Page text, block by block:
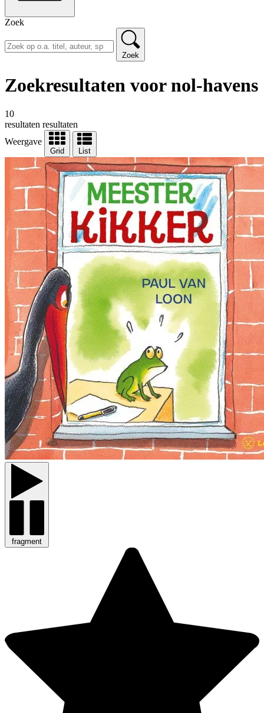
Zoek
Zoek
Zoekresultaten voor nol-havens
10
resultaten resultaten
Weergave
Grid List
fragment